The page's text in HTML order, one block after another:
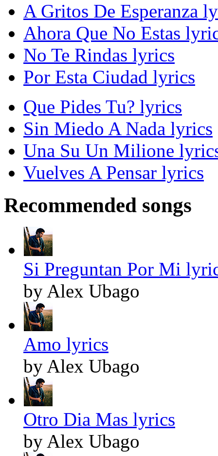
A Gritos De Esperanza
Ahora Que No Estas
No Te Rindas lyrics
Por Esta Ciudad lyrics
Que Pides Tu? lyrics
Sin Miedo A Nada lyrics
Una Su Un Milione
Vuelves A Pensar lyrics
Recommended songs
Si Preguntan Por Mi
by Alex Ubago
Amo lyrics
by Alex Ubago
Otro Dia Mas lyrics
by Alex Ubago